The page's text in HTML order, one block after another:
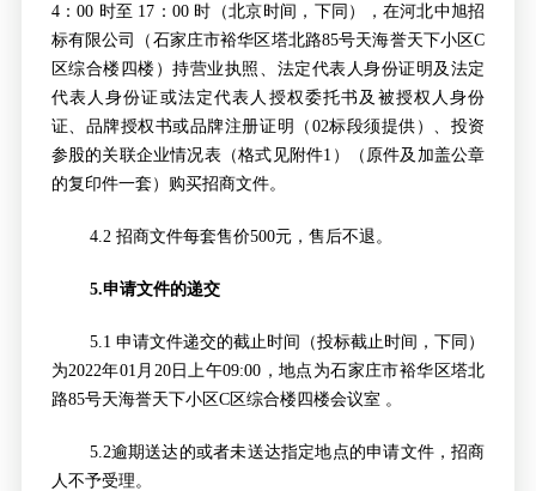
4：00 时至 17：00 时（北京时间，下同），在河北中旭招
标有限公司（石家庄市裕华区塔北路85号天海誉天下小区C
区综合楼四楼）持营业执照、法定代表人身份证明及法定
代表人身份证或法定代表人授权委托书及被授权人身份
证、品牌授权书或品牌注册证明（02标段须提供）、投资
参股的关联企业情况表（格式见附件1）（原件及加盖公章
的复印件一套）购买招商文件。
4.2 招商文件每套售价500元，售后不退。
5.申请文件的递交
5.1 申请文件递交的截止时间（投标截止时间，下同）
为2022年01月20日上午09:00，地点为石家庄市裕华区塔北
路85号天海誉天下小区C区综合楼四楼会议室 。
5.2逾期送达的或者未送达指定地点的申请文件，招商
人不予受理。